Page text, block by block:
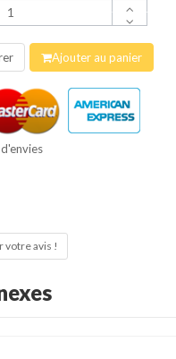
Ajouter au panier
votre avis !